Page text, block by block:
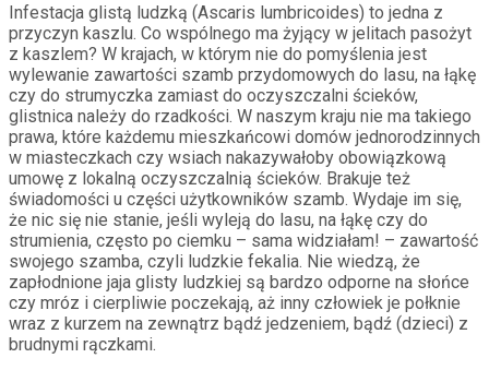
Infestacja glistą ludzką (Ascaris lumbricoides) to jedna z
przyczyn kaszlu. Co wspólnego ma żyjący w jelitach pasożyt
z kaszlem? W krajach, w którym nie do pomyślenia jest
wylewanie zawartości szamb przydomowych do lasu, na łąkę
czy do strumyczka zamiast do oczyszczalni ścieków,
glistnica należy do rzadkości. W naszym kraju nie ma takiego
prawa, które każdemu mieszkańcowi domów jednorodzinnych
w miasteczkach czy wsiach nakazywałoby obowiązkową
umowę z lokalną oczyszczalnią ścieków. Brakuje też
świadomości u części użytkowników szamb. Wydaje im się,
że nic się nie stanie, jeśli wyleją do lasu, na łąkę czy do
strumienia, często po ciemku – sama widziałam! – zawartość
swojego szamba, czyli ludzkie fekalia. Nie wiedzą, że
zapłodnione jaja glisty ludzkiej są bardzo odporne na słońce
czy mróz i cierpliwie poczekają, aż inny człowiek je połknie
wraz z kurzem na zewnątrz bądź jedzeniem, bądź (dzieci) z
brudnymi rączkami.